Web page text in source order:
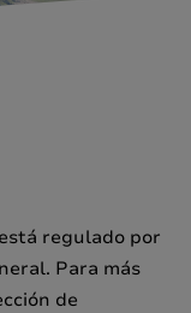
regulado por
Para más
de